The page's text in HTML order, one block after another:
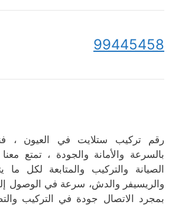
99445458
رقم تركيب ستلايت في العيون ،
بالسرعة والأمانة والجودة ، تمتع
الصيانة والتركيب والمتابعة لكل ما
والريسيفر والدش، سرعة في الوصول
بمجرد الاتصال جودة في التركيب